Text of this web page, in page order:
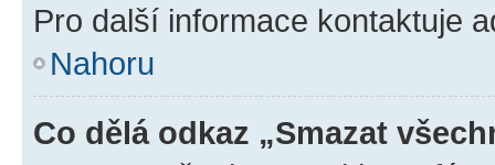
Pro další informace kontaktuje
Nahoru
Co dělá odkaz „Smazat